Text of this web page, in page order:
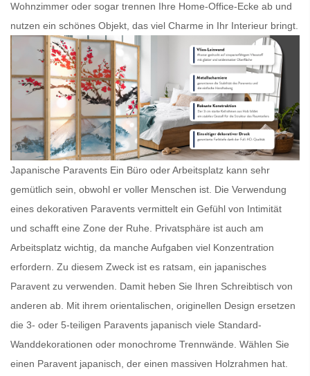
Wohnzimmer oder sogar trennen Ihre Home-Office-Ecke ab und
nutzen ein schönes Objekt, das viel Charme in Ihr Interieur bringt.
Japanische Paravents Ein Büro oder Arbeitsplatz kann sehr
gemütlich sein, obwohl er voller Menschen ist. Die Verwendung
eines dekorativen Paravents vermittelt ein Gefühl von Intimität
und schafft eine Zone der Ruhe. Privatsphäre ist auch am
Arbeitsplatz wichtig, da manche Aufgaben viel Konzentration
erfordern. Zu diesem Zweck ist es ratsam, ein japanisches
Paravent zu verwenden. Damit heben Sie Ihren Schreibtisch von
anderen ab. Mit ihrem orientalischen, originellen Design ersetzen
die 3- oder 5-teiligen Paravents japanisch viele Standard-
Wanddekorationen oder monochrome Trennwände. Wählen Sie
einen Paravent japanisch , der einen massiven Holzrahmen hat.